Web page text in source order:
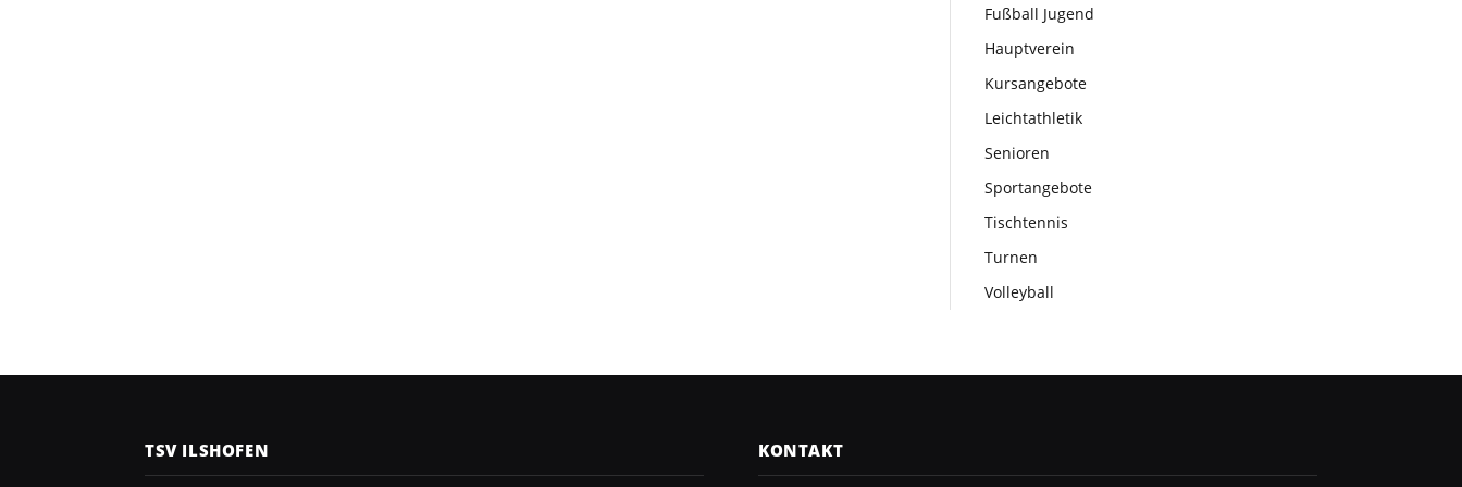
Fußball Jugend
Hauptverein
Kursangebote
Leichtathletik
Senioren
Sportangebote
Tischtennis
Turnen
Volleyball
TSV ILSHOFEN KONTAKT